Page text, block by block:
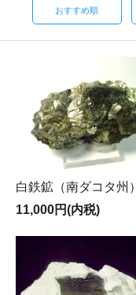
おすすめ順
白鉄鉱（南ダコタ州）
11,000円(内税)